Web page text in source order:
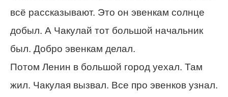
всё рассказывают. Это он эвенкам солнце
добыл. А Чакулай тот большой начальник
был. Добро эвенкам делал.
Потом Ленин в большой город уехал. Там
жил. Чакулая вызвал. Все про эвенков узнал.